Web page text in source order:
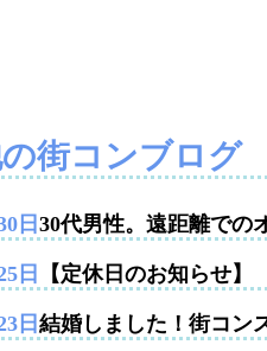
街コンブログ
日 30代男性。遠距離での
日 【定休日のお知らせ】
日 結婚しました！街コン